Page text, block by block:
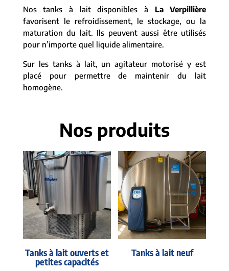
Nos tanks à lait disponibles à La Verpillière
favorisent le refroidissement, le stockage, ou la
maturation du lait. Ils peuvent aussi être utilisés
pour n’importe quel liquide alimentaire.
Sur les tanks à lait, un agitateur motorisé y est
placé pour permettre de maintenir du lait
homogène.
Nos produits
Tanks à lait ouverts et
petites capacités
Tanks à lait neuf